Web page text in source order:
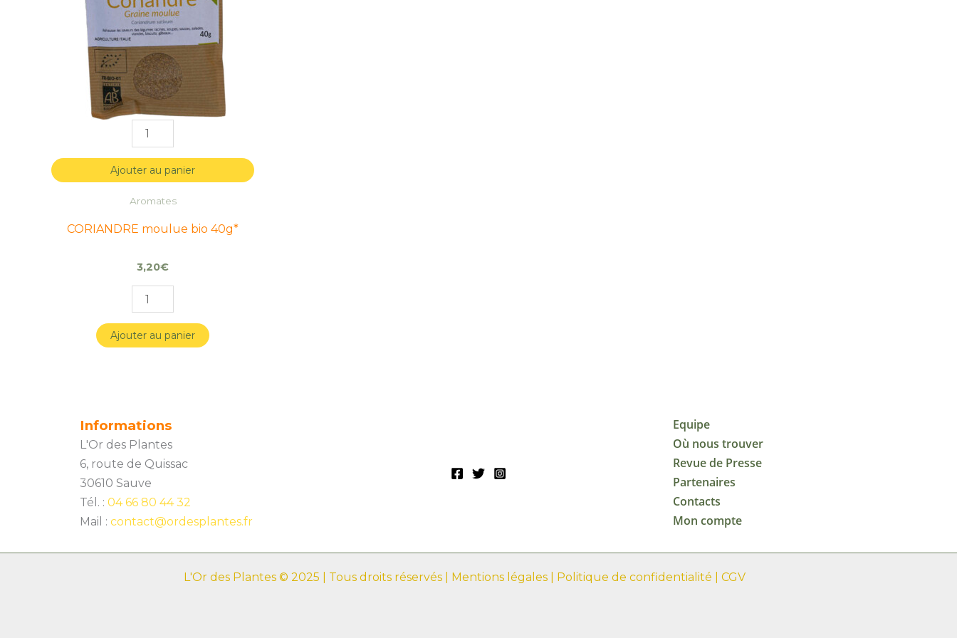
40g*
Ajouter au panier
Aromates
CORIANDRE moulue bio 40g*
3,20€
40g*
Ajouter au panier
Informations
L'Or des Plantes
6, route de Quissac
30610 Sauve
Tél. : 04 66 80 44 32
Mail : contact@ordesplantes.fr
Equipe
Où nous trouver
Revue de Presse
Partenaires
Contacts
Mon compte
L'Or des Plantes © 2025 | Tous droits réservés | Mentions légales Politique de confidentialité CGV